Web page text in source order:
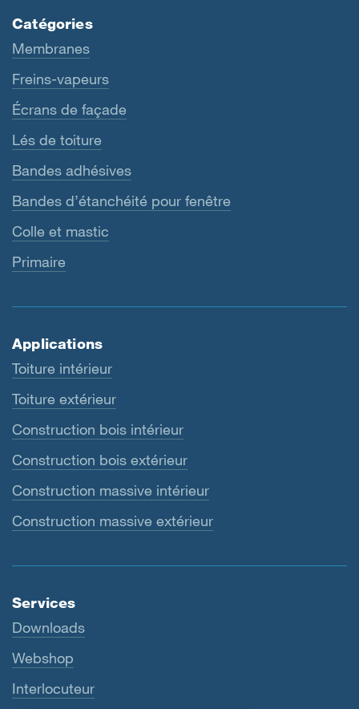
Catégories
Membranes
Freins-vapeurs
Écrans de façade
Lés de toiture
Bandes adhésives
Bandes d’étanchéité pour fenêtre
Colle et mastic
Primaire
Applications
Toiture intérieur
Toiture extérieur
Construction bois intérieur
Construction bois extérieur
Construction massive intérieur
Construction massive extérieur
Services
Downloads
Webshop
Interlocuteur